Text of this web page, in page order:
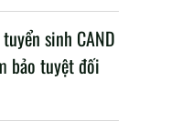
đơn vị của 2
tác giáo dục
sinh CAND
bảo tuyệt đối